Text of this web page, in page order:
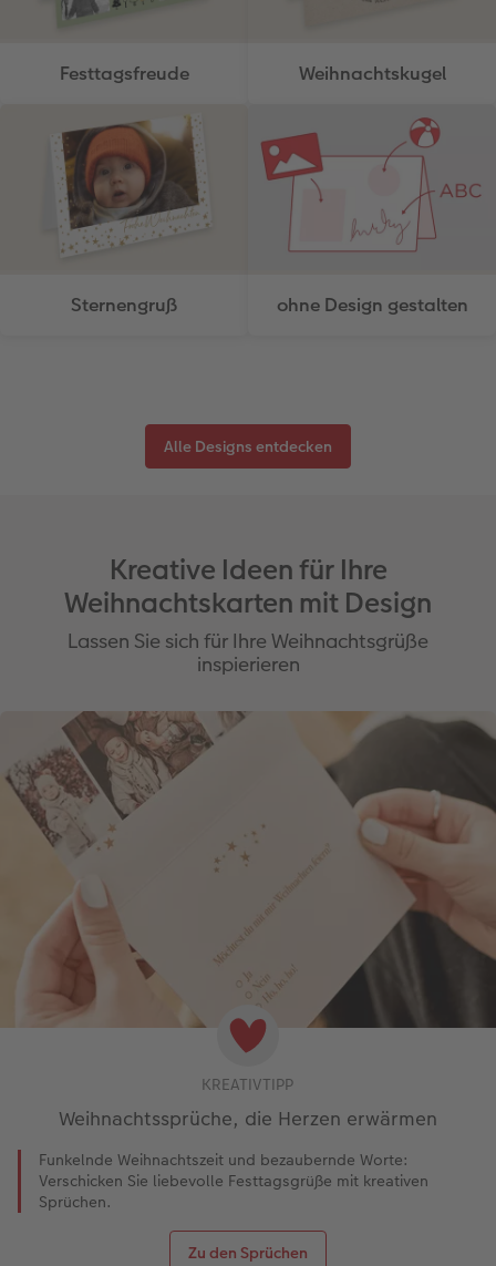
Festtagsfreude Weihnachtskugel
Sternengruß ohne Design gestalten
Alle Designs entdecken
Kreative Ideen für Ihre
Weihnachtskarten mit Design
Lassen Sie sich für Ihre Weihnachtsgrüße
inspierieren
KREATIVTIPP
Weihnachtssprüche, die Herzen erwärmen
Funkelnde Weihnachtszeit und bezaubernde Worte:
Verschicken Sie liebevolle Festtagsgrüße mit kreativen
Sprüchen.
Zu den Sprüchen